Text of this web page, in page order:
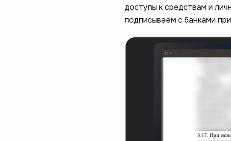
доступы к средствам и
подписываем с банками